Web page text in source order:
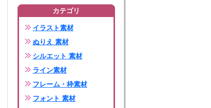
カテゴリ
イラスト素材
ぬりえ 素材
シルエット 素材
ライン素材
フレーム・枠素材
フォント 素材